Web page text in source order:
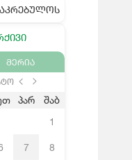
ᲛᲔᲠᲘᲐ
პარ
შაბ
1
7 8